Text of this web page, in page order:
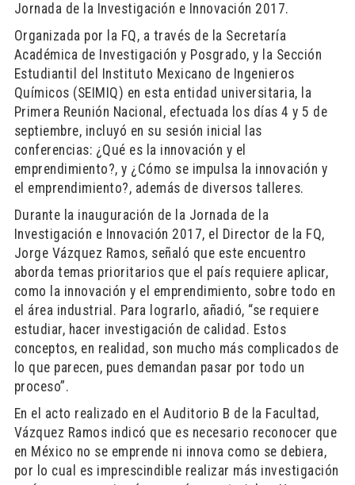
Jornada de la Investigación e Innovación 2017.
Organizada por la FQ, a través de la Secretaría
Académica de Investigación y Posgrado, y la Sección
Estudiantil del Instituto Mexicano de Ingenieros
Químicos (SEIMIQ) en esta entidad universitaria, la
Primera Reunión Nacional, efectuada los días 4 y 5 de
septiembre, incluyó en su sesión inicial las
conferencias: ¿Qué es la innovación y el
emprendimiento?, y ¿Cómo se impulsa la innovación y
el emprendimiento?, además de diversos talleres.
Durante la inauguración de la Jornada de la
Investigación e Innovación 2017, el Director de la FQ,
Jorge Vázquez Ramos, señaló que este encuentro
aborda temas prioritarios que el país requiere aplicar,
como la innovación y el emprendimiento, sobre todo en
el área industrial. Para lograrlo, añadió, “se requiere
estudiar, hacer investigación de calidad. Estos
conceptos, en realidad, son mucho más complicados de
lo que parecen, pues demandan pasar por todo un
proceso”.
En el acto realizado en el Auditorio B de la Facultad,
Vázquez Ramos indicó que es necesario reconocer que
en México no se emprende ni innova como se debiera,
por lo cual es imprescindible realizar más investigación